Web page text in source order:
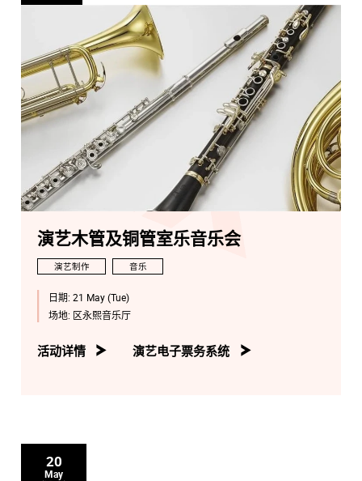
近千部民族管弦乐作品。以独特的视角积极宣导、委约并
演出中国最年青一代作曲家的新作品，其成绩受到中国和
亚洲乐界的广泛关注，被媒体誉为中国新生代民族音乐指
挥的杰出代表和领军人物。2016年第五届华乐论坛以最年
轻的指挥被评为「中国十大杰出民族管弦乐指挥」之一。
2016年 8 月荣登《人民音乐》封面人物专访。在众多艺术
实践、教学活动中有很多学术理论研究，并发表过多篇论
文和乐评，被国内多所艺术院校聘请为客席教授。
演艺木管及铜管室乐音乐会
演艺制作 音乐
日期: 21 May (Tue)
场地: 区永熙音乐厅
活动详情 演艺电子票务系统
20
May